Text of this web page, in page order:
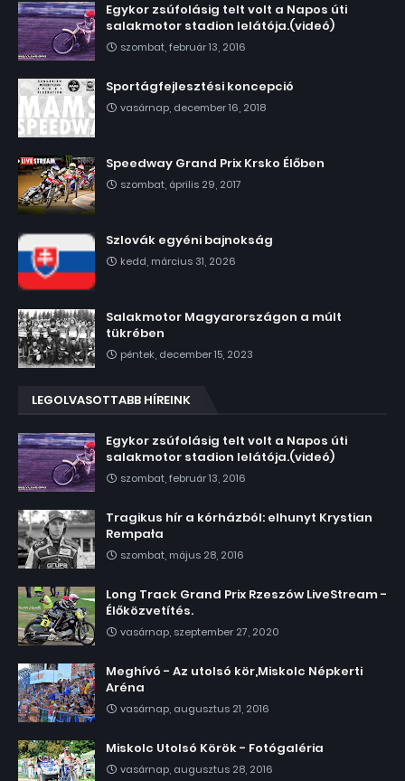
Egykor zsúfolásig telt volt a Napos úti
salakmotor stadion lelátója.(videó)
szombat, február 13, 2016
Sportágfejlesztési koncepció
vasárnap, december 16, 2018
Speedway Grand Prix Krsko Élőben
szombat, április 29, 2017
Szlovák egyéni bajnokság
kedd, március 31, 2026
Salakmotor Magyarországon a múlt
tükrében
péntek, december 15, 2023
LEGOLVASOTTABB HÍREINK
Egykor zsúfolásig telt volt a Napos úti
salakmotor stadion lelátója.(videó)
szombat, február 13, 2016
Tragikus hír a kórházból: elhunyt Krystian
Rempała
szombat, május 28, 2016
Long Track Grand Prix Rzeszów LiveStream -
Élőközvetítés.
vasárnap, szeptember 27, 2020
Meghívó - Az utolsó kör,Miskolc Népkerti
Aréna
vasárnap, augusztus 21, 2016
Miskolc Utolsó Körök - Fotógaléria
vasárnap, augusztus 28, 2016